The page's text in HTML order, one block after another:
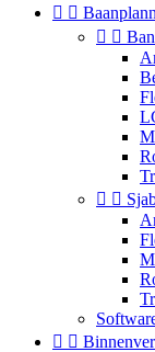
 
 
 
 